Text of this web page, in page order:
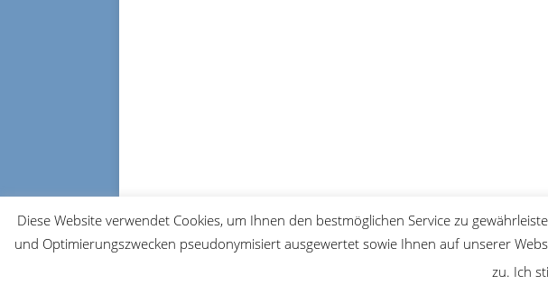
© 2026 FRM-TV
Diese Website verwendet Cookies, um Ihnen den bestmöglichen Service zu
und Optimierungszwecken pseudonymisiert ausgewertet sowie Ihnen auf unserer
zu. Ich